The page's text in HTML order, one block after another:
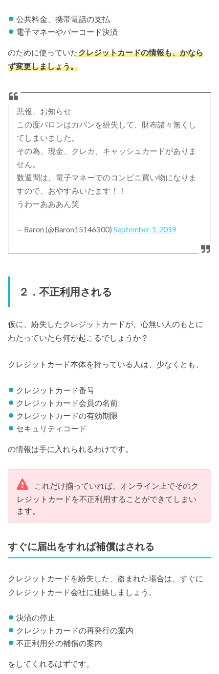
公共料金、携帯電話の支払
電子マネーやバーコード決済
のために使っていたクレジットカードの情報も、かなら
ず変更しましょう。
悲報、お知らせ
この度バロンはカバンを紛失して、財布諸々無くし
てしまいました。
その為、現金、クレカ、キャッシュカードがありま
せん。
数週間は、電子マネーでのコンビニ買い物になりま
すので、おやすみいたます！！
うわーあああん笑
— Baron (@Baron15146300)September 1, 2019
２．不正利用される
仮に、紛失したクレジットカードが、心無い人のもとに
わたっていたら何が起こるでしょうか？
クレジットカード本体を持っている人は、少なくとも、
クレジットカード番号
クレジットカード会員の名前
クレジットカードの有効期限
セキュリティコード
の情報は手に入れられるわけです。
これだけ揃っていれば、オンライン上でそのク
レジットカードを不正利用することができてしまい
ます。
すぐに届出をすれば補償はされる
クレジットカードを紛失した、盗まれた場合は、すぐに
クレジットカード会社に連絡しましょう。
決済の停止
クレジットカードの再発行の案内
不正利用分の補償の案内
をしてくれるはずです。